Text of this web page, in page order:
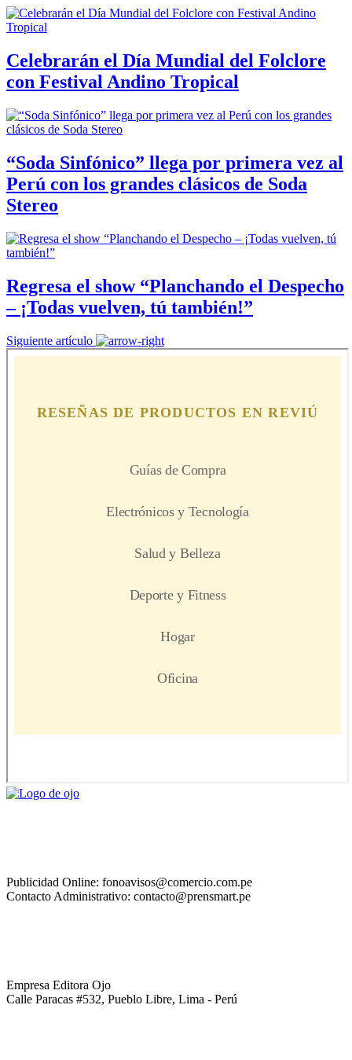
Celebrarán el Día Mundial del Folclore
con Festival Andino Tropical
“Soda Sinfónico” llega por primera vez al
Perú con los grandes clásicos de Soda
Stereo
Regresa el show “Planchando el Despecho
– ¡Todas vuelven, tú también!”
Siguiente artículo
Publicidad Online: fonoavisos@comercio.com.pe
Contacto Administrativo: contacto@prensmart.pe
Empresa Editora Ojo
Calle Paracas #532, Pueblo Libre, Lima - Perú